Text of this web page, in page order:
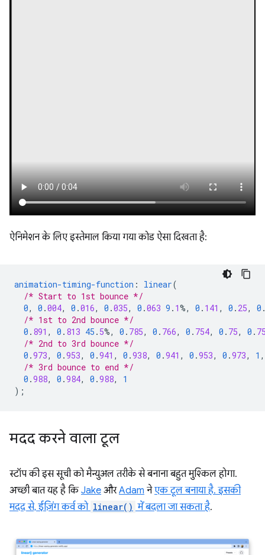
ऐनिमेशन के लिए इस्तेमाल किया गया कोड ऐसा दिखता है:
animation-timing-function : linear(
/* Start to 1st bounce */
0, 0 .004, 0 .016, 0 .035, 0 .063 9 . 1%, 0 . 141 , 0 . 25, 0
/* 1st to 2nd bounce */
0 . 891 , 0 . 813 45 . 5%, 0 . 785, 0 . 766, 0 . 754, 0 . 75, 0 .
/* 2nd to 3rd bounce */
0 .973, 0 .953, 0 .941 , 0 .938, 0 .941 , 0 .953, 0 .973, 1 ,
/* 3rd bounce to end */
0 .988, 0 .984, 0 .988,
1
);
मदद करने वाला टूल
स्टॉप की इस सूची को मैन्युअल तरीके से बनाना बहुत मुश्किल होगा.
अच्छी बात यह है किJake औरAdam नेएक टूल बनाया है. इसकी
मदद से, ईज़िंग कर्व को linear() में बदला जा सकता है.